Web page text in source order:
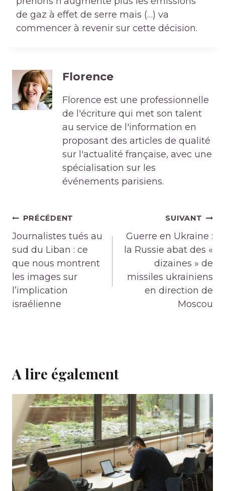
de gaz à effet de serre mais (…) va
commencer à revenir sur cette décision.
Florence
Florence est une professionnelle
de l'écriture qui met son talent
au service de l'information en
proposant des articles de qualité
sur l'actualité française, avec une
spécialisation sur les
événements parisiens.
Navigation
de
l’article
PRÉCÉDENT
Journalistes tués au
sud du Liban : ce
que nous montrent
les images sur
l’implication
israélienne
SUIVANT
Guerre en Ukraine :
la Russie abat des «
dizaines » de
missiles ukrainiens
en direction de
Moscou
A lire également